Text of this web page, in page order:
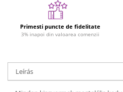
Számos játékok
Numberblocks készletek
Motoros készségfejlesztő játékok
Kirakós játékok
Primesti puncte de fidelitate
3% inapoi din valoarea comenzii
Leírás